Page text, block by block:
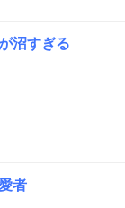
沼すぎる
者